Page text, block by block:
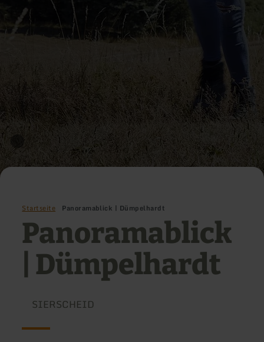
Startseite Panoramablick | Dümpelhardt
Panoramablick
| Dümpelhardt
SIERSCHEID